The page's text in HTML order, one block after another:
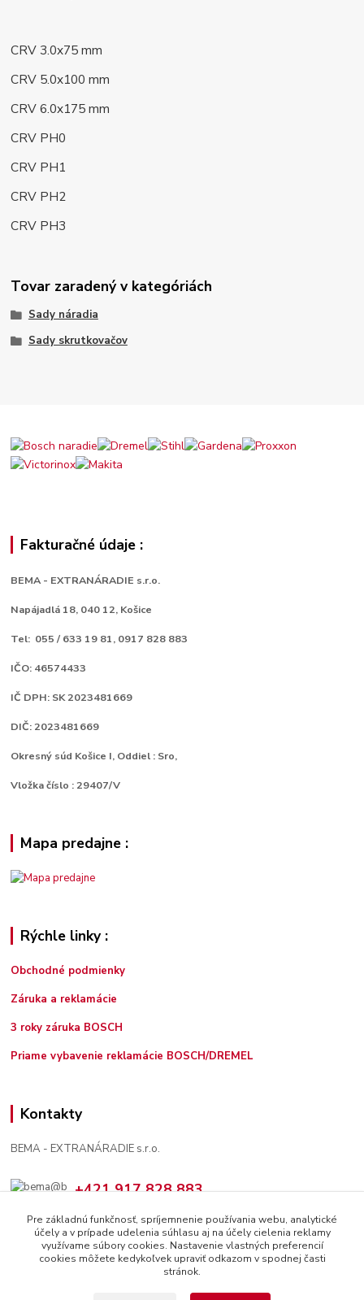
CRV 3.0x75 mm
CRV 5.0x100 mm
CRV 6.0x175 mm
CRV PH0
CRV PH1
CRV PH2
CRV PH3
Tovar zaradený v kategóriách
Sady náradia
Sady skrutkovačov
Fakturačné údaje :
BEMA - EXTRANÁRADIE s.r.o.
Napájadlá 18, 040 12, Košice
Tel: 055 / 633 19 81, 0917 828 883
IČO: 46574433
IČ DPH: SK 2023481669
DIČ: 2023481669
Okresný súd Košice I, Oddiel : Sro,
Vložka číslo : 29407/V
Mapa predajne :
Rýchle linky :
Obchodné podmienky
Záruka a reklamácie
3 roky záruka BOSCH
Priame vybavenie reklamácie BOSCH/DREMEL
Kontakty
BEMA - EXTRANÁRADIE s.r.o.
+421 917 828 883
bema@bema.sk
Pre základnú funkčnosť, spríjemnenie používania webu, analytické
účely a v prípade udelenia súhlasu aj na účely cielenia reklamy
využívame súbory cookies. Nastavenie vlastných preferencií
cookies môžete kedykoľvek upraviť odkazom v spodnej časti
stránok.